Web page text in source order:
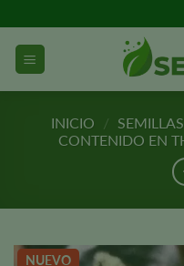
al
contenido
INICIO /
CONTENIDO EN
NUEVO